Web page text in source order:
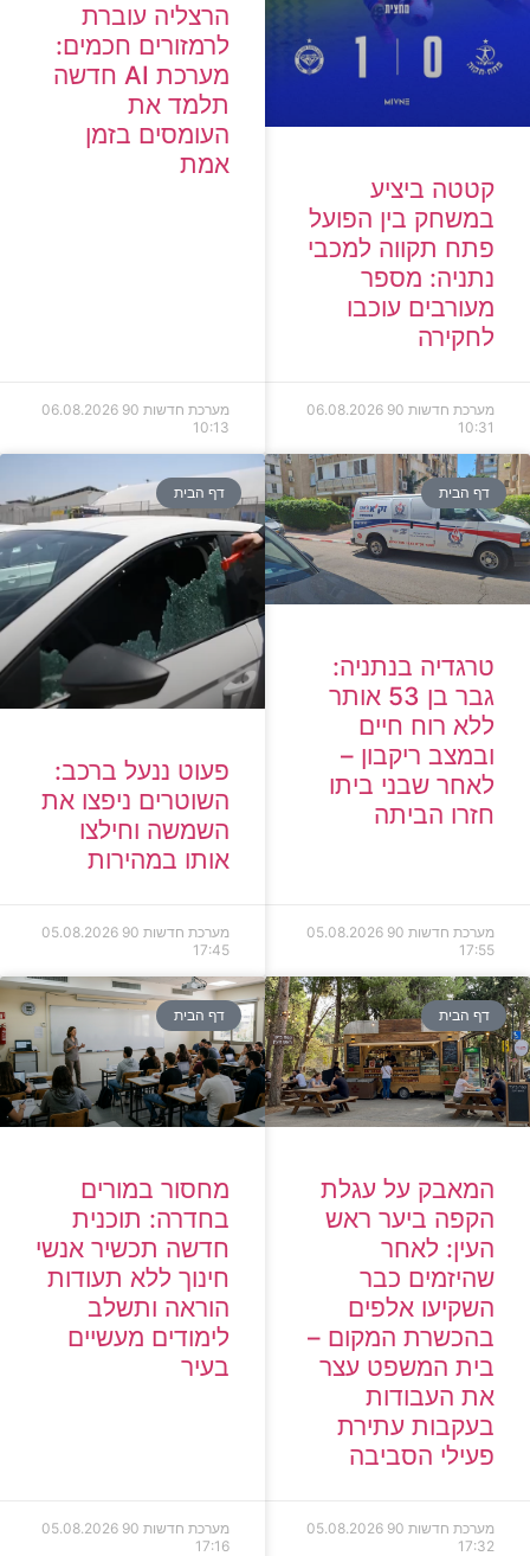
קטטה ביציע
במשחק בין הפועל
פתח תקווה למכבי
נתניה: מספר
מעורבים עוכבו
לחקירה
מערכת חדשות 90
06.08.2026
10:31
הרצליה עוברת
לרמזורים חכמים:
מערכת AI חדשה
תלמד את
העומסים בזמן
אמת
מערכת חדשות 90
06.08.2026
10:13
דף הבית
טרגדיה בנתניה:
גבר בן 53 אותר
ללא רוח חיים
ובמצב ריקבון –
לאחר שבני ביתו
חזרו הביתה
מערכת חדשות 90
05.08.2026
17:55
דף הבית
פעוט ננעל ברכב:
השוטרים ניפצו את
השמשה וחילצו
אותו במהירות
מערכת חדשות 90
05.08.2026
17:45
דף הבית
המאבק על עגלת
הקפה ביער ראש
העין: לאחר
שהיזמים כבר
השקיעו אלפים
בהכשרת המקום –
בית המשפט עצר
את העבודות
בעקבות עתירת
פעילי הסביבה
מערכת חדשות 90
05.08.2026
17:32
דף הבית
מחסור במורים
בחדרה: תוכנית
חדשה תכשיר אנשי
חינוך ללא תעודות
הוראה ותשלב
לימודים מעשיים
בעיר
מערכת חדשות 90
05.08.2026
17:16